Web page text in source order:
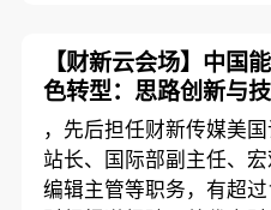
【财新云会场】中国
色转型：思路创新与
破
，先后担任财新传媒美
站长、国际部副主任、宏
编辑主管等职务，有超